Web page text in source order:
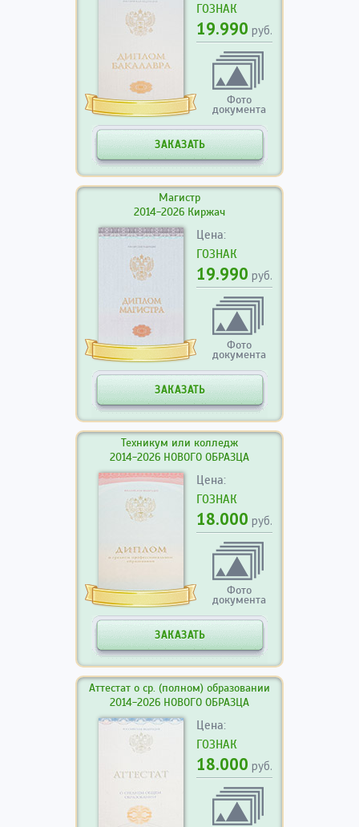
ГОЗНАК
19.990 руб.
Фото
документа
ЗАКАЗАТЬ
Магистр
2014-2026 Киржач
Цена:
ГОЗНАК
19.990 руб.
Фото
документа
ЗАКАЗАТЬ
Техникум или колледж
2014-2026 НОВОГО ОБРАЗЦА
Цена:
ГОЗНАК
18.000 руб.
Фото
документа
ЗАКАЗАТЬ
Аттестат о ср. (полном) образовании
2014-2026 НОВОГО ОБРАЗЦА
Цена:
ГОЗНАК
18.000 руб.